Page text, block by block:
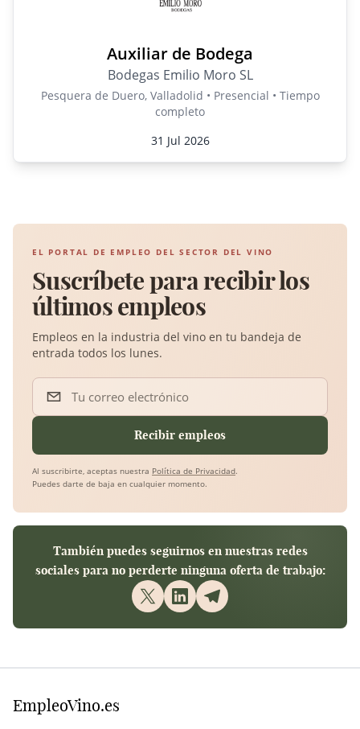
Auxiliar de Bodega
Bodegas Emilio Moro SL
Pesquera de Duero, Valladolid • Presencial • Tiempo
completo
31 Jul 2026
EL PORTAL DE EMPLEO DEL SECTOR DEL VINO
Suscríbete para recibir los
últimos empleos
Empleos en la industria del vino en tu bandeja de
entrada todos los lunes.
Tu correo electrónico
Recibir empleos
Al suscribirte, aceptas nuestra Política de Privacidad.
Puedes darte de baja en cualquier momento.
También puedes seguirnos en nuestras redes
sociales para no perderte ninguna oferta de trabajo:
EmpleoVino.es